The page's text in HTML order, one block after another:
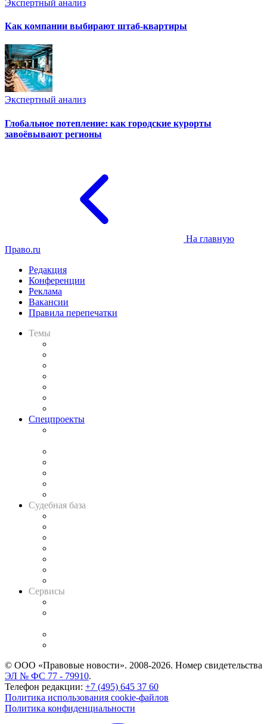
Экспертный анализ
Как компании выбирают штаб-квартиры
Экспертный анализ
Глобальное потепление: как городские курорты
завоёвывают регионы
На главную
Право.ru
Редакция
Конференции
Реклама
Вакансии
Правила перепечатки
Темы
Спецпроекты
Судебная база
Сервисы
© ООО «Правовые новости». 2008-2026. Номер свидетельства
ЭЛ № ФС 77 - 79910.
Телефон редакции: +7 (495) 645 37 60
Политика использования cookie-файлов
Политика конфиденциальности